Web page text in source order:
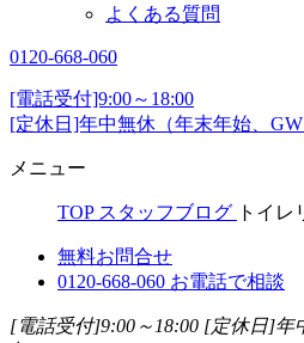
よくある質問
0120-668-060
[電話受付]9:00～18:00
[定休日]年中無休（年末年始、GW
メニュー
TOP スタッフブログ トイレ
無料お問合せ
0120-668-060 お電話で相談
[電話受付]9:00～18:00 [定休日]年